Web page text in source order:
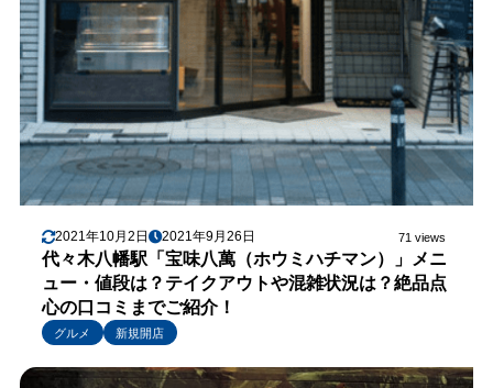
2021年10月2日 2021年9月26日 71 views
代々木八幡駅「宝味八萬（ホウミハチマン）」メニ
ュー・値段は？テイクアウトや混雑状況は？絶品点
心の口コミまでご紹介！
グルメ 新規開店